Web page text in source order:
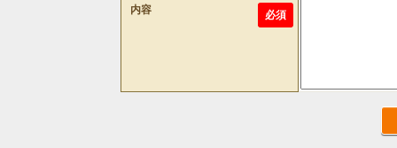
内容 必須